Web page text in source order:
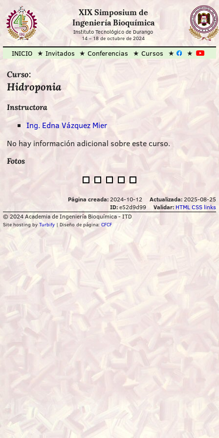
XIX Simposium de
Ingeniería Bioquímica
Instituto Tecnológico de Durango
14– 18 de octubre de 2024
INICIO Invitados Conferencias Cursos
Curso:
Hidroponia
Instructora
Ing. Edna Vázquez Mier
No hay información adicional sobre este curso.
Fotos
Página creada: 2024-10-12 Actualizada: 2025-08-25
ID:e52d9d99 Validar: HTML CSS links
© 2024 Academia de Ingeniería Bioquímica - ITD
Site hosting by Turbify| Diseño de página: CFCF